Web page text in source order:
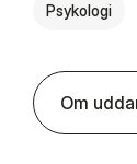
Psykologi
Om